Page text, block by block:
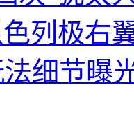
列极右
法细节